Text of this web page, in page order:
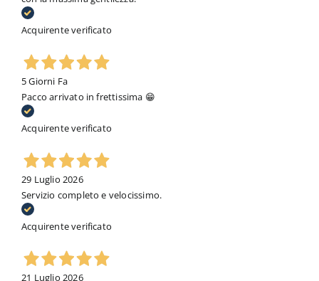
Acquirente verificato
5 Giorni Fa
Pacco arrivato in frettissima 😁
Acquirente verificato
29 Luglio 2026
Servizio completo e velocissimo.
Acquirente verificato
21 Luglio 2026